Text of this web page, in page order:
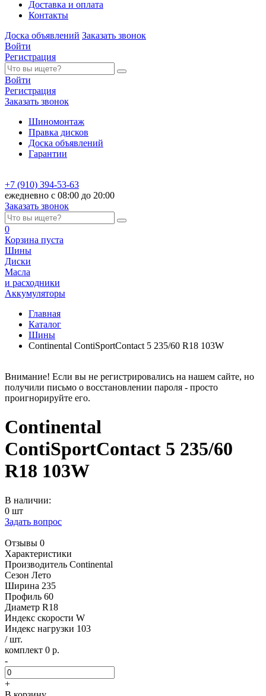
Доставка и оплата
Контакты
Доска объявлений Заказать звонок
Войти
Регистрация
Войти
Регистрация
Заказать звонок
Шиномонтаж
Правка дисков
Доска объявлений
Гарантии
+7 (910) 394-53-63
ежедневно с 08:00 до 20:00
Заказать звонок
0
Корзина пуста
Шины
Диски
Масла
и расходники
Аккумуляторы
Главная
Каталог
Шины
Continental ContiSportContact 5 235/60 R18 103W
Внимание! Если вы не регистрировались на нашем сайте, но
получили письмо о восстановлении пароля - просто
проигнорируйте его.
Continental
ContiSportContact 5 235/60
R18 103W
В наличии:
0 шт
Задать вопрос
Отзывы 0
Характеристики
Производитель Continental
Сезон Лето
Ширина 235
Профиль 60
Диаметр R18
Индекс скорости W
Индекс нагрузки 103
/ шт.
комплект 0 р.
-
+